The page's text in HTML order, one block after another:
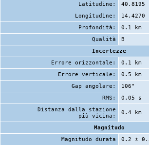
Latitudine:
40.8195
Longitudine:
14.4270
Profondità:
0.1 km
Qualità
B
Incertezze
Errore orizzontale:
0.1 km
Errore verticale:
0.5 km
Gap angolare:
106°
RMS:
0.05 s
Distanza dalla stazione
più vicina:
0.4 km
Magnitudo
Magnitudo durata
0.2 ±